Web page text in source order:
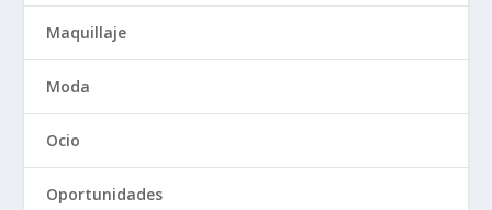
Maquillaje
Moda
Ocio
Oportunidades